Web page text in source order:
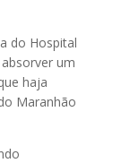
do Hospital
um
haja
Maranhão